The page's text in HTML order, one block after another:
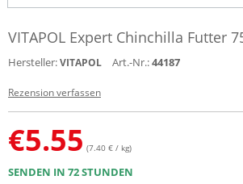
VITAPOL Expert Chinchilla Futter
Hersteller:VITAPOL Art.-Nr.:44187
Rezension verfassen
€5.55 (7.40 € / kg)
SENDEN IN 72 STUNDEN